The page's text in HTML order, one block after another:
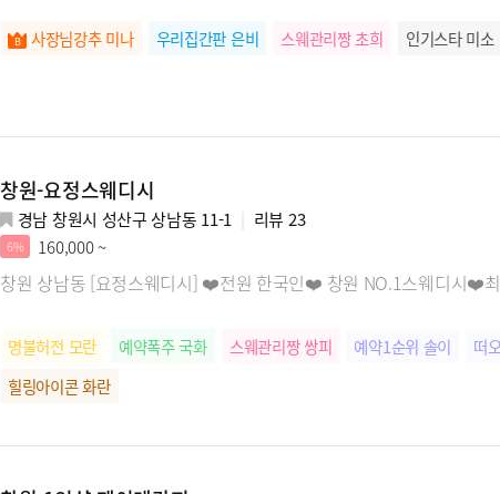
사장님강추 미나 우리집간판 은비 스웨관리짱 초희 인기스타 미소
창원-요정스웨디시
경남 창원시 성산구 상남동 11-1 리뷰 23
6% 160,000 ~
창원 상남동 [요정스웨디시] ❤️전원 한국인❤️ 창원 NO.1스웨디시❤️
명불허전 모란 예약폭주 국화 스웨관리짱 쌍피 예약1순위 솔이 떠
힐링아이콘 화란